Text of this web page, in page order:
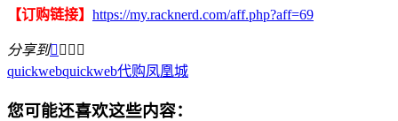
【订购链接】 https://my.racknerd.com/aff.php?aff=69
分享到   
quickwebquickweb代购凤凰城
您可能还喜欢这些内容：